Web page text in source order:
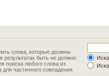
слова, которые должны
результатах быть не должно.
поиска любого слова из
частичного совпадения.